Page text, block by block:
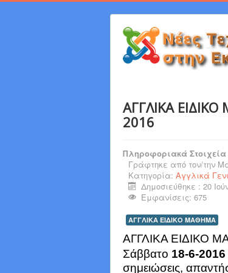
ΑΓΓΛΙΚΑ
2016
Πληροφοριακά Στοιχεία
Γράφτηκε από τον/την
Κατηγορία: Αγγλικά
Δημοσιεύθηκε : 20
Εμφανίσεις: 675
ΑΓΓΛΙΚΑ ΕΙΔΙΚΟ ΜΑΘΗΜΑ
ΑΓΓΛΙΚΑ ΕΙΔΙΚΟ
Σάββατο 18-6-2016
σημειώσεις,